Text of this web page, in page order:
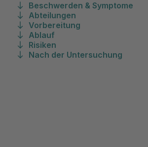
Beschwerden & Symptome
Abteilungen
Vorbereitung
Ablauf
Risiken
Nach der Untersuchung